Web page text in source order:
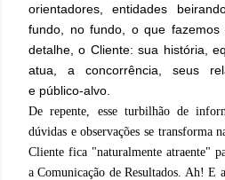
orientadores, entidades
fundo, no fundo, o que
detalhe, o Cliente: sua história,
atua, a concorrência, seus
e público-alvo.
De repente, esse turbilhão de
dúvidas e observações se transforma
Cliente fica "naturalmente atraente"
a Comunicação de Resultados. Ah! E